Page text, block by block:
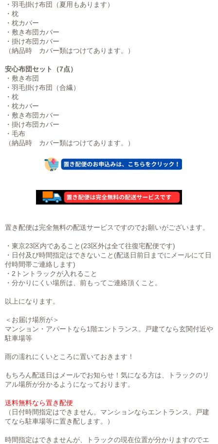
・羽毛掛け布団（夏用もあります）
・枕
・枕カバー
・敷き布団カバー
・掛け布団カバー
（納品時 カバー類はつけてあります。）
安心布団セット（7点）
・敷き布団
・羽毛掛け布団（合繊）
・枕
・枕カバー
・敷き布団カバー
・掛け布団カバー
・毛布
（納品時 カバー類はつけてあります。）
置き配便は完全無料の配送サービスですのでお願いがございます。
・東京23区内であること(23区外は全て往復宅配便です)
・日付及び時間指定はできないこと(配送日前日までにメールにて日
付時間帯ご連絡します)
・2トントラックが入れること
・分かりにくい場所は、前もってご連絡頂くこと。
以上になります。
＜お届け場所が＞
マンション・アパートなら1階エントランス。戸建てなら玄関付近や
駐車場等
雨の濡れにくいところに置いておきます！
もちろん配送日はメールでお知らせ！気になる方は、トラックのリ
アル場所が分かるようになっております。
送料無料なら置き配便
（日付時間指定はできません。マンションならエントランス。戸建
てなら駐車場等に置き配します。）
時間指定はできませんが、トラックの現在位置が分かりますのでエ